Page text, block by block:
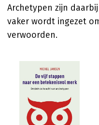
Archetypen zijn
vaker wordt ingezet
verwoorden.